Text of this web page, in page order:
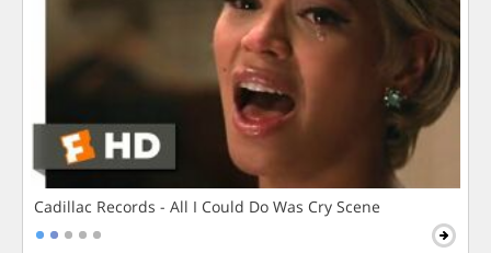
Cadillac Records - All I Could Do Was Cry Scene